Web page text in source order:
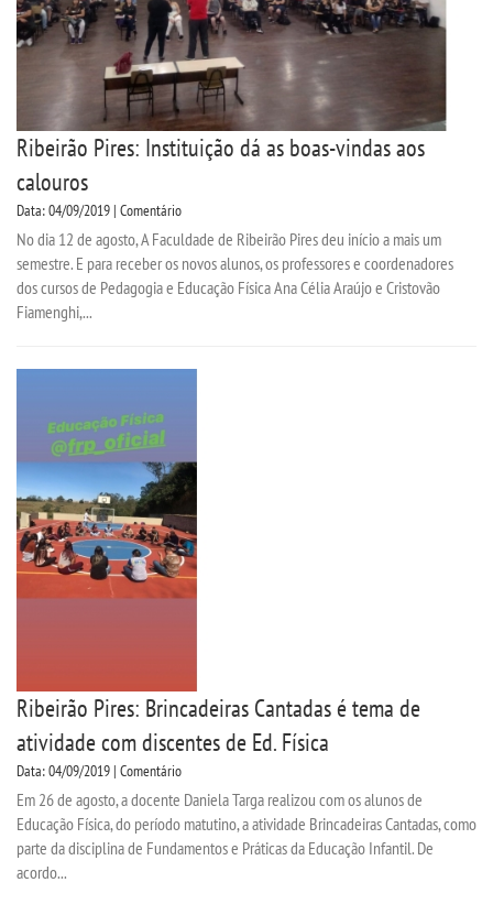
Ribeirão Pires: Instituição dá as boas-vindas aos
calouros
Data: 04/09/2019 | Comentário
No dia 12 de agosto, A Faculdade de Ribeirão Pires deu início a mais um
semestre. E para receber os novos alunos, os professores e coordenadores
dos cursos de Pedagogia e Educação Física Ana Célia Araújo e Cristovão
Fiamenghi,...
Ribeirão Pires: Brincadeiras Cantadas é tema de
atividade com discentes de Ed. Física
Data: 04/09/2019 | Comentário
Em 26 de agosto, a docente Daniela Targa realizou com os alunos de
Educação Física, do período matutino, a atividade Brincadeiras Cantadas, como
parte da disciplina de Fundamentos e Práticas da Educação Infantil. De
acordo...